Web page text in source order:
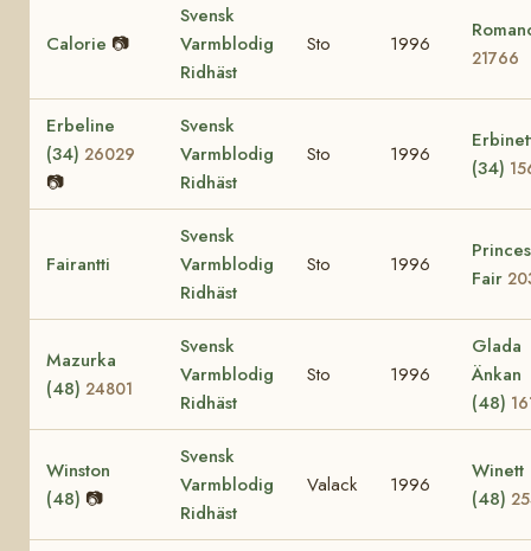
Calorie 📷
Svensk
Varmblodig
Ridhäst
Sto 1996
21766
Erbeline
(34) 26029
📷
Svensk
Varmblodig
Ridhäst
Sto 1996
(34)
Fairantti
Svensk
Varmblodig
Ridhäst
Sto 1996
Fair
Mazurka
(48) 24801
Svensk
Varmblodig
Ridhäst
Sto 1996
Glada
Änkan
(48)
Winston
(48) 📷
Svensk
Varmblodig
Ridhäst
Valack 1996
Winett
(48)